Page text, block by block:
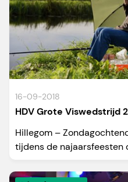
16-09-2018
HDV Grote Viswedstrijd
Hillegom –
tijdens de najaarsfeesten